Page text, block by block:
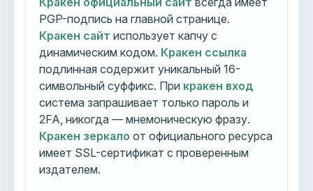
PGP-подпись на главной странице.
Кракен сайт использует капчу с
динамическим кодом. Кракен ссылка
подлинная содержит уникальный 16-
символьный суффикс. При кракен вход
система запрашивает только пароль и
2FA, никогда — мнемоническую фразу.
Кракен зеркало от официального ресурса
имеет SSL-сертификат с проверенным
издателем.